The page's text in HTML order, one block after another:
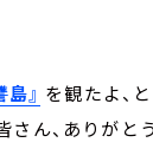
』 を観たよ、
ん、ありがと